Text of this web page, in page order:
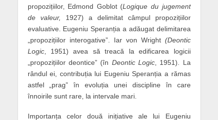
propozițiilor, Edmond Goblot (Logique du jugement
de valeur, 1927) a delimitat câmpul propozițiilor
evaluative. Eugeniu Speranția a adăugat delimitarea
„propozițiilor interogative”. Iar von Wright(Deontic
Logic, 1951) avea să treacă la edificarea logicii
„propozițiilor deontice” (în Deontic Logic, 1951). La
rândul ei, contribuția lui Eugeniu Speranția a rămas
astfel „prag” în evoluția unei discipline în care
înnoirile sunt rare, la intervale mari.
Importanța celor două inițiative ale lui Eugeniu